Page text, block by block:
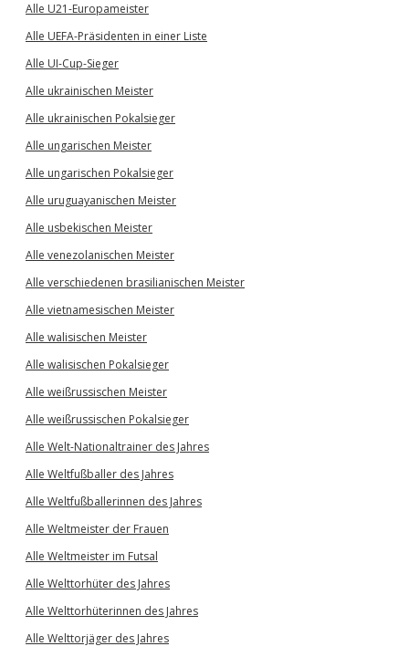
Alle U21-Europameister
Alle UEFA-Präsidenten in einer Liste
Alle UI-Cup-Sieger
Alle ukrainischen Meister
Alle ukrainischen Pokalsieger
Alle ungarischen Meister
Alle ungarischen Pokalsieger
Alle uruguayanischen Meister
Alle usbekischen Meister
Alle venezolanischen Meister
Alle verschiedenen brasilianischen Meister
Alle vietnamesischen Meister
Alle walisischen Meister
Alle walisischen Pokalsieger
Alle weißrussischen Meister
Alle weißrussischen Pokalsieger
Alle Welt-Nationaltrainer des Jahres
Alle Weltfußballer des Jahres
Alle Weltfußballerinnen des Jahres
Alle Weltmeister der Frauen
Alle Weltmeister im Futsal
Alle Welttorhüter des Jahres
Alle Welttorhüterinnen des Jahres
Alle Welttorjäger des Jahres